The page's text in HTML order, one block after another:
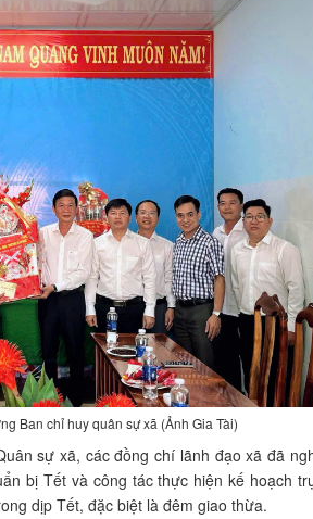
Ban chỉ huy quân sự xã (Ảnh Gia Tài)
sự xã, các đồng chí lãnh đạo xã đã
bị Tết và công tác thực hiện kế hoạch
dịp Tết, đặc biệt là đêm giao thừa.